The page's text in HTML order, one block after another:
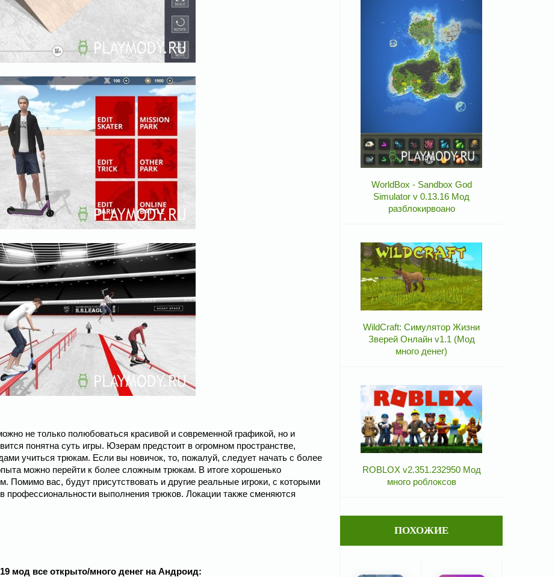
не только полюбоваться красивой и современной графикой, но и
понятна суть игры. Юзерам предстоит в огромном пространстве,
учиться трюкам. Если вы новичок, то, пожалуй, следует начать с более
можно перейти к более сложным трюкам. В итоге хорошенько
Помимо вас, будут присутствовать и другие реальные игроки, с которыми
профессиональности выполнения трюков. Локации также сменяются
мод все открыто/много денег на Андроид:
WorldBox - Sandbox God
Simulator v 0.13.16 Мод
разблокирвоано
WildCraft: Симулятор Жизни
Зверей Онлайн v1.1 (Мод
много денег)
ROBLOX v2.351.232950 Мод
много роблоксов
ПОХОЖИЕ